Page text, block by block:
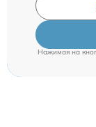
Нажимая на